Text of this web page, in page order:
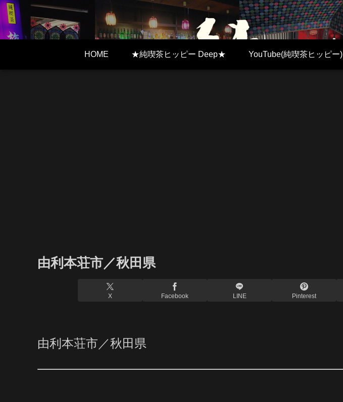
HOME ★純喫茶ヒッピー Deep★ YouTube(純喫茶ヒッピー)
由利本荘市／秋田県
X Facebook LINE Pinterest
由利本荘市／秋田県